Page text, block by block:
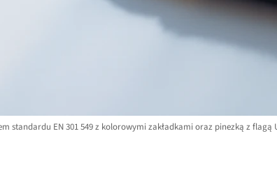
standardu EN 301 549 z kolorowymi zakładkami oraz pinezką z